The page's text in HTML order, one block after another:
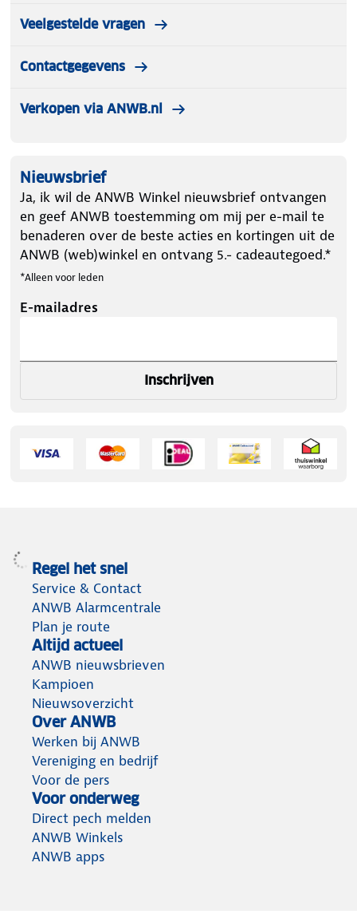
Veelgestelde vragen
Contactgegevens
Verkopen via ANWB.nl
Nieuwsbrief
Ja, ik wil de ANWB Winkel nieuwsbrief ontvangen
en geef ANWB toestemming om mij per e-mail te
benaderen over de beste acties en kortingen uit de
ANWB (web)winkel en ontvang 5.- cadeautegoed.*
*Alleen voor leden
E-mailadres
Inschrijven
Regel het snel
Service & Contact
ANWB Alarmcentrale
Plan je route
Altijd actueel
ANWB nieuwsbrieven
Kampioen
Nieuwsoverzicht
Over ANWB
Werken bij ANWB
Vereniging en bedrijf
Voor de pers
Voor onderweg
Direct pech melden
ANWB Winkels
ANWB apps